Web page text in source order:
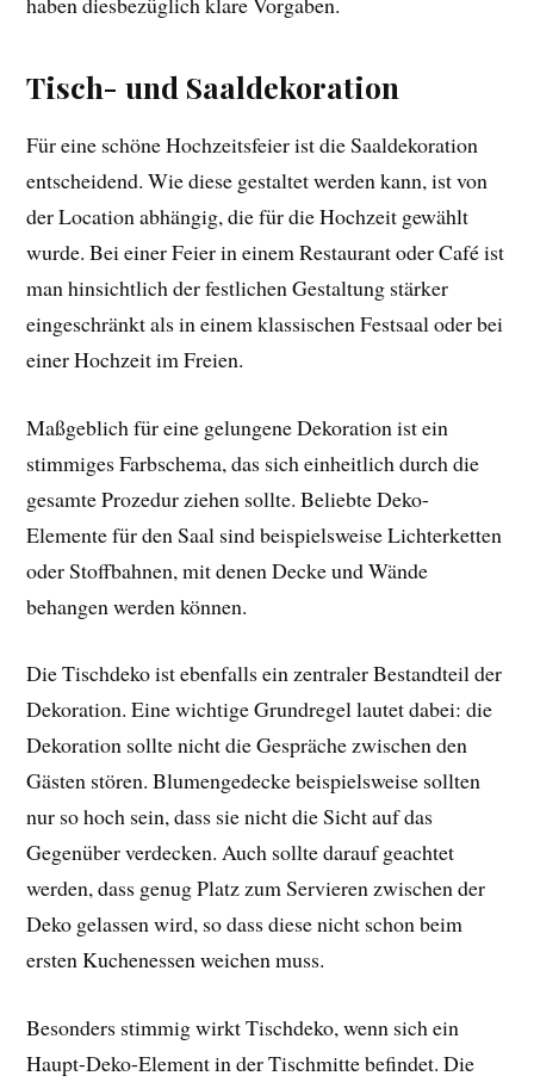
Tisch- und Saaldekoration
Für eine schöne Hochzeitsfeier ist die Saaldekoration
entscheidend. Wie diese gestaltet werden kann, ist von
der Location abhängig, die für die Hochzeit gewählt
wurde. Bei einer Feier in einem Restaurant oder Café ist
man hinsichtlich der festlichen Gestaltung stärker
eingeschränkt als in einem klassischen Festsaal oder bei
einer Hochzeit im Freien.
Maßgeblich für eine gelungene Dekoration ist ein
stimmiges Farbschema, das sich einheitlich durch die
gesamte Prozedur ziehen sollte. Beliebte Deko-
Elemente für den Saal sind beispielsweise Lichterketten
oder Stoffbahnen, mit denen Decke und Wände
behangen werden können.
Die Tischdeko ist ebenfalls ein zentraler Bestandteil der
Dekoration. Eine wichtige Grundregel lautet dabei: die
Dekoration sollte nicht die Gespräche zwischen den
Gästen stören. Blumengedecke beispielsweise sollten
nur so hoch sein, dass sie nicht die Sicht auf das
Gegenüber verdecken. Auch sollte darauf geachtet
werden, dass genug Platz zum Servieren zwischen der
Deko gelassen wird, so dass diese nicht schon beim
ersten Kuchenessen weichen muss.
Besonders stimmig wirkt Tischdeko, wenn sich ein
Haupt-Deko-Element in der Tischmitte befindet. Die